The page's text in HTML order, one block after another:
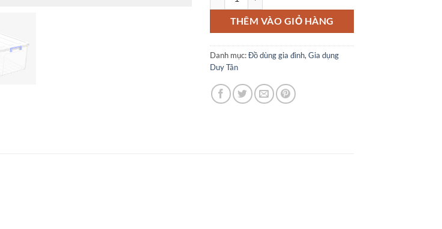
THÊM VÀO GIỎ HÀNG
Danh mục:Đồ dùng gia đình, Gia dụng
Duy Tân